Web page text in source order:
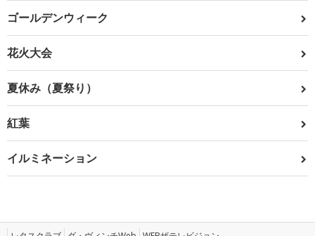
ゴールデンウィーク
花火大会
夏休み（夏祭り）
紅葉
イルミネーション